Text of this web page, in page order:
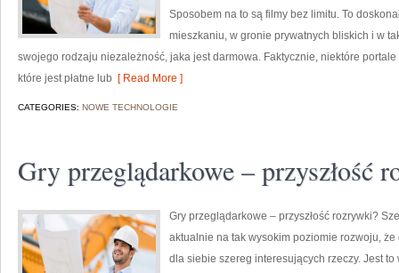
Sposobem na to są filmy bez limitu. To
mieszkaniu, w gronie prywatnych bliskich i w
swojego rodzaju niezależność, jaka jest darmowa. Faktycznie, niektóre
które jest płatne lub [ Read More ]
CATEGORIES: NOWE TECHNOLOGIE
Gry przeglądarkowe – przyszłość
Gry przeglądarkowe – przyszłość rozrywki?
aktualnie na tak wysokim poziomie rozwoju,
dla siebie szereg interesujących rzeczy. Jest